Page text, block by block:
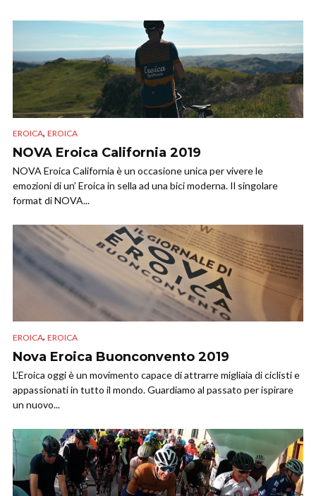
EROICA, EROICA
NOVA Eroica California 2019
NOVA Eroica California è un occasione unica per vivere le
emozioni di un’ Eroica in sella ad una bici moderna. Il singolare
format di NOVA...
EROICA, EROICA
Nova Eroica Buonconvento 2019
L’Eroica oggi è un movimento capace di attrarre migliaia di ciclisti e
appassionati in tutto il mondo. Guardiamo al passato per ispirare
un nuovo...